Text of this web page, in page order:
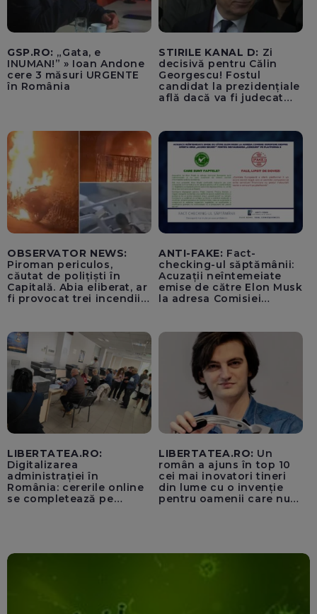
GSP.RO: „Gata, e
INUMAN!” » Ioan Andone
cere 3 măsuri URGENTE
în România
STIRILE KANAL D: Zi
decisivă pentru Călin
Georgescu! Fostul
candidat la prezidențiale
află dacă va fi judecat
OBSERVATOR NEWS:
Piroman periculos,
căutat de polițiști în
Capitală. Abia eliberat, ar
fi provocat trei incendii
ANTI-FAKE: Fact-
checking-ul săptămânii:
Acuzații neîntemeiate
emise de către Elon Musk
la adresa Comisiei
pentru instaurarea
„cenzurii” pe platforma X
LIBERTATEA.RO:
Digitalizarea
administrației în
România: cererile online
se completează pe
LIBERTATEA.RO: Un
român a ajuns în top 10
cei mai inovatori tineri
din lume cu o invenție
pentru oamenii care nu